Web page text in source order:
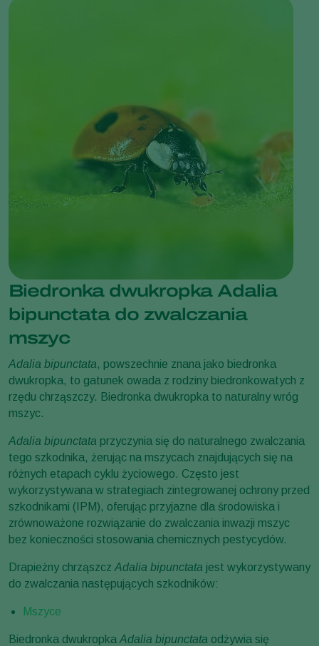
Biedronka dwukropka Adalia
bipunctata do zwalczania
mszyc
Adalia bipunctata, powszechnie znana jako biedronka
dwukropka, to gatunek owada z rodziny biedronkowatych z
rzędu chrząszczy. Biedronka dwukropka to naturalny wróg
mszyc.
Adalia bipunctata przyczynia się do naturalnego zwalczania
tego szkodnika, żerując na mszycach znajdujących się na
różnych etapach cyklu życiowego. Często jest
wykorzystywana w strategiach zintegrowanej ochrony przed
szkodnikami (IPM), oferując przyjazne dla środowiska i
zrównoważone rozwiązanie do zwalczania inwazji mszyc
bez konieczności stosowania chemicznych pestycydów.
Drapieżny chrząszcz Adalia bipunctata jest wykorzystywany
do zwalczania następujących szkodników:
Mszyce
Biedronka dwukropka Adalia bipunctata odżywia się